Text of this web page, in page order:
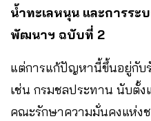
น้ำทะเลหนุน และการระ
พัฒนาฯ ฉบับที่ 2
แต่การแก้ปัญหานี้ขึ้นอยู่กับ
เช่น กรมชลประทาน นับตั้
คณะรักษาความมั่นคงแห่ง